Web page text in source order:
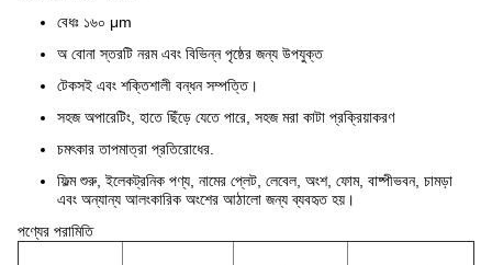
বেধঃ ১৬০ μm
অ বোনা স্তরটি নরম এবং বিভিন্ন পৃষ্ঠের জন্য উপযুক্ত
টেকসই এবং শক্তিশালী বন্ধন সম্পত্তি।
সহজ অপারেটিং, হাতে ছিঁড়ে যেতে পারে, সহজ মরা কাটা প্রক্রিয়াকরণ
চমৎকার তাপমাত্রা প্রতিরোধের.
ফিল্ম শুরু, ইলেকট্রনিক পণ্য, নামের প্লেট, লেবেল, অংশ, ফোম, বাষ্পীভবন, চামড়া
এবং অন্যান্য আলংকারিক অংশের আঠালো জন্য ব্যবহৃত হয়।
পণ্যের পরামিতি